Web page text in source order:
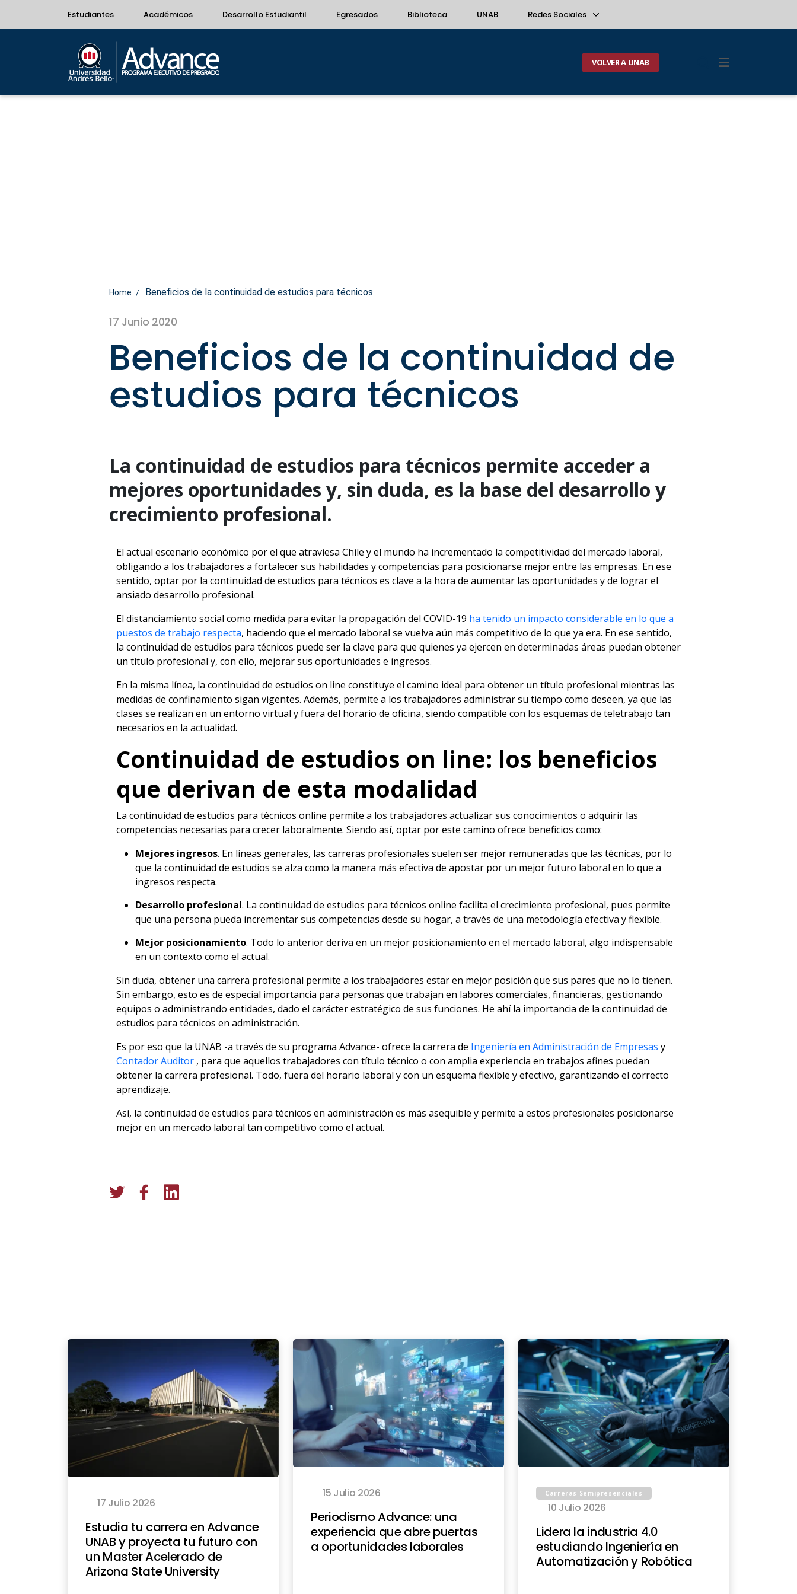
Estudiantes Académicos Desarrollo Estudiantil Egresados Biblioteca UNAB Redes Sociales
VOLVER A UNAB
Home Beneficios de la continuidad de estudios para técnicos
17 Junio 2020
Beneficios de la continuidad de
estudios para técnicos
La continuidad de estudios para técnicos permite acceder a
mejores oportunidades y, sin duda, es la base del desarrollo y
crecimiento profesional.
El actual escenario económico por el que atraviesa Chile y el mundo ha incrementado la competitividad del mercado laboral,
obligando a los trabajadores a fortalecer sus habilidades y competencias para posicionarse mejor entre las empresas. En ese
sentido, optar por la continuidad de estudios para técnicos es clave a la hora de aumentar las oportunidades y de lograr el
ansiado desarrollo profesional.
El distanciamiento social como medida para evitar la propagación del COVID-19 ha tenido un impacto considerable en lo que a
puestos de trabajo respecta, haciendo que el mercado laboral se vuelva aún más competitivo de lo que ya era. En ese sentido,
la continuidad de estudios para técnicos puede ser la clave para que quienes ya ejercen en determinadas áreas puedan obtener
un título profesional y, con ello, mejorar sus oportunidades e ingresos.
En la misma línea, la continuidad de estudios on line constituye el camino ideal para obtener un título profesional mientras las
medidas de confinamiento sigan vigentes. Además, permite a los trabajadores administrar su tiempo como deseen, ya que las
clases se realizan en un entorno virtual y fuera del horario de oficina, siendo compatible con los esquemas de teletrabajo tan
necesarios en la actualidad.
Continuidad de estudios on line: los beneficios
que derivan de esta modalidad
La continuidad de estudios para técnicos online permite a los trabajadores actualizar sus conocimientos o adquirir las
competencias necesarias para crecer laboralmente. Siendo así, optar por este camino ofrece beneficios como:
Mejores ingresos. En líneas generales, las carreras profesionales suelen ser mejor remuneradas que las técnicas, por lo
que la continuidad de estudios se alza como la manera más efectiva de apostar por un mejor futuro laboral en lo que a
ingresos respecta.
Desarrollo profesional. La continuidad de estudios para técnicos online facilita el crecimiento profesional, pues permite
que una persona pueda incrementar sus competencias desde su hogar, a través de una metodología efectiva y flexible.
Mejor posicionamiento. Todo lo anterior deriva en un mejor posicionamiento en el mercado laboral, algo indispensable
en un contexto como el actual.
Sin duda, obtener una carrera profesional permite a los trabajadores estar en mejor posición que sus pares que no lo tienen.
Sin embargo, esto es de especial importancia para personas que trabajan en labores comerciales, financieras, gestionando
equipos o administrando entidades, dado el carácter estratégico de sus funciones. He ahí la importancia de la continuidad de
estudios para técnicos en administración.
Es por eso que la UNAB -a través de su programa Advance- ofrece la carrera de Ingeniería en Administración de Empresas y
Contador Auditor , para que aquellos trabajadores con título técnico o con amplia experiencia en trabajos afines puedan
obtener la carrera profesional. Todo, fuera del horario laboral y con un esquema flexible y efectivo, garantizando el correcto
aprendizaje.
Así, la continuidad de estudios para técnicos en administración es más asequible y permite a estos profesionales posicionarse
mejor en un mercado laboral tan competitivo como el actual.
17 Julio 2026
Estudia tu carrera en Advance
UNAB y proyecta tu futuro con
un Master Acelerado de
Arizona State University
15 Julio 2026
Periodismo Advance: una
experiencia que abre puertas
a oportunidades laborales
Carreras Semipresenciales
10 Julio 2026
Lidera la industria 4.0
estudiando Ingeniería en
Automatización y Robótica